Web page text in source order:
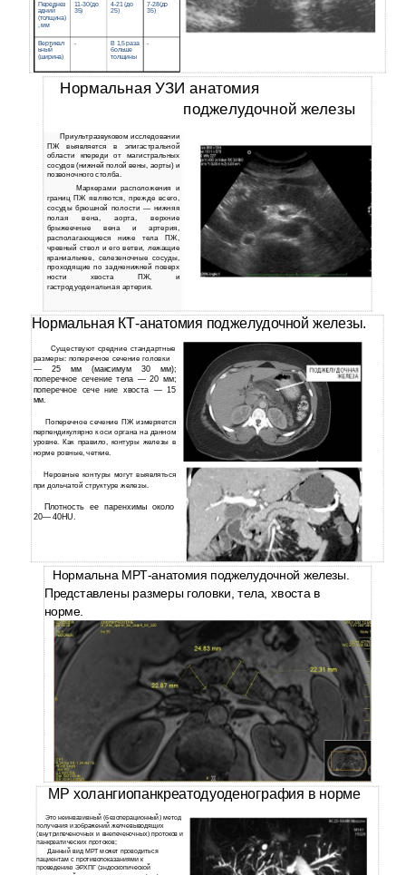
Переднез 11-30(до 4-21 (до 7-28(до
адний 35) 25) 35)
(толщина)
, мм
Вертикал - В 1,5 раза
-
ьный
больше
(ширина) толщины
Нормальная УЗИ анатомия
поджелудочной железы
Приультразвуковом исследовании
ПЖ выявляется в эпигастральной
области кпереди от магистральных
сосудов (нижней полой вены, аорты) и
позвоночного столба.
Маркерами расположения и
границ ПЖ являются, прежде всего,
сосуды брюшной полости — нижняя
полая вена, аорта, верхние
брыжеечные вена и артерия,
располагающиеся ниже тела ПЖ,
чревный ствол и его ветви, лежащие
краниальнее, селезеночные сосуды,
проходящие по задненижней поверх
ности хвоста ПЖ, и
гастродуоденальная артерия.
Нормальная КТ-анатомия поджелудочной железы.
Существуют средние стандартные
размеры: поперечное сечение головки
— 25 мм (максимум 30 мм);
поперечное сечение тела — 20 мм;
поперечное сече ние хвоста — 15
мм.
Поперечное сечение ПЖ измеряется
перпендикулярно к оси органа на данном
уровне. Как правило, контуры железы в
норме ровные, четкие.
Неровные контуры могут выявляться
при дольчатой структуре железы.
Плотность ее паренхимы около
20— 40HU.
Нормальна МРТ-анатомия поджелудочной железы.
Представлены размеры головки, тела, хвоста в
норме.
МР холангиопанкреатодуоденография в норме
Это неинвазивный (безоперационный) метод
получения изображений желчевыводящих
(внутрипеченочных и внепеченочных) протоков и
панкреатических протоков;
Данный вид МРТ может проводиться
пациентам с противопоказаниями к
проведению ЭРХПГ (эндоскопической